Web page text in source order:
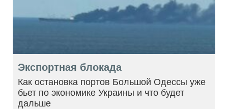
Экспортная блокада
Как остановка портов Большой Одессы уже
бьет по экономике Украины и что будет
дальше